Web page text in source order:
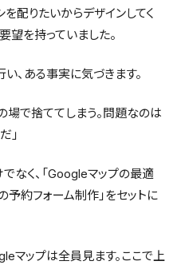
を配りたいからデザインしてく
望を持っていました。
、ある事実に気づきます。
場で捨ててしまう。問題なのは
」
なく、「Googleマップの最適
予約フォーム制作」をセットに
マップは全員見ます。ここで上